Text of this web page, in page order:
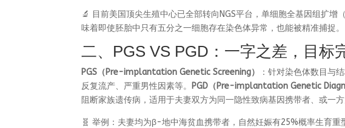
🔬 目前美国顶尖生殖中心已全部转向NGS平台，单细胞全基因组扩
味着即使胚胎中只有五分之一细胞存在染色体异常，也能被精准捕捉。
二、PGS VS PGD：一字之差，目标
PGS（Pre-implantation Genetic Screening）
：针对染色体数目与
反复流产、严重男性因素等。 PGD（Pre-implantation Genetic
阻断家族遗传病，适用于夫妻双方为同一隐性致病基因携带者、或一
🧬 举例：夫妻均为β-地中海贫血携带者，自然妊娠有25%概率生育